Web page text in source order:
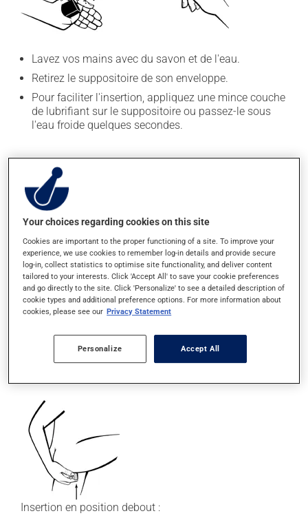
Lavez vos mains avec du savon et de l'eau.
Retirez le suppositoire de son enveloppe.
Pour faciliter l'insertion, appliquez une mince couche
de lubrifiant sur le suppositoire ou passez-le sous
l'eau froide quelques secondes.
Insertion en position couchÃ©e :
Ã‰tendez-vous sur le cÃ´tÃ© gauche et pliez la
jambe droite vers l'avant pour maintenir l'Ã©quilibre.
InsÃ©rez le suppositoire dans le rectum en le
Serrez les fesses quelques minutes afin d'assurer la
dissolution du suppositoire dans le corps.
Insertion en position debout :
Your choices regarding cookies on this site
Cookies are important to the proper functioning of a site. To improve your
experience, we use cookies to remember log-in details and provide secure
log-in, collect statistics to optimise site functionality, and deliver content
tailored to your interests. Click 'Accept All' to save your cookie preferences
and go directly to the site. Click 'Personalize' to see a detailed description of
cookie types and additional preference options. For more information about
cookies, please see our Privacy Statement
Personalize Accept All